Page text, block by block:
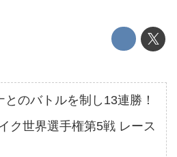
のバトルを制し13連勝！
ク世界選手権第5戦 レース